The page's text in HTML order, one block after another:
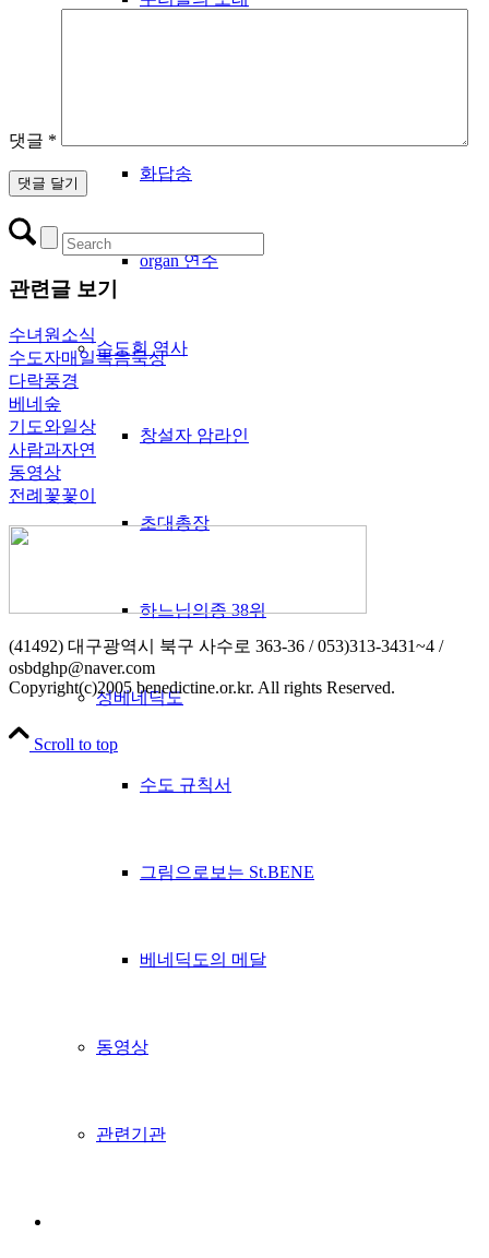
화답송
organ 연주
수도회 역사
창설자 암라인
초대총장
하느님의종 38위
성베네딕도
수도 규칙서
그림으로보는 St.BENE
베네딕도의 메달
동영상
관련기관
댓글 *
관련글 보기
수녀원소식
수도자매일복음묵상
다락풍경
베네숲
기도와일상
사람과자연
동영상
전례꽃꽃이
(41492) 대구광역시 북구 사수로 363-36 / 053)313-3431~4 /
osbdghp@naver.com
Copyright(c)2005 benedictine.or.kr. All rights Reserved.
Scroll to top